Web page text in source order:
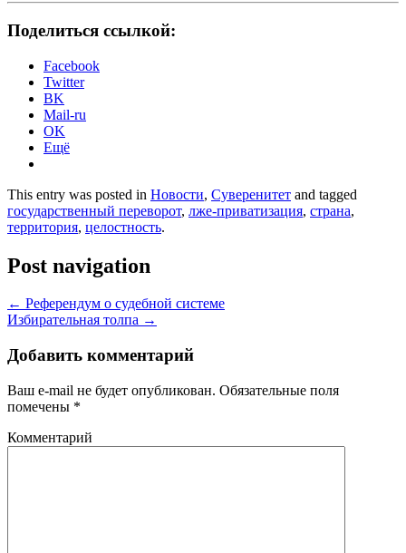
Поделиться ссылкой:
Facebook
Twitter
BK
Mail-ru
OK
Ещё
This entry was posted in Новости, Суверенитет and tagged
государственный переворот, лже-приватизация, страна,
территория, целостность.
Post navigation
← Референдум о судебной системе
Избирательная толпа →
Добавить комментарий
Ваш e-mail не будет опубликован. Обязательные поля
помечены *
Комментарий